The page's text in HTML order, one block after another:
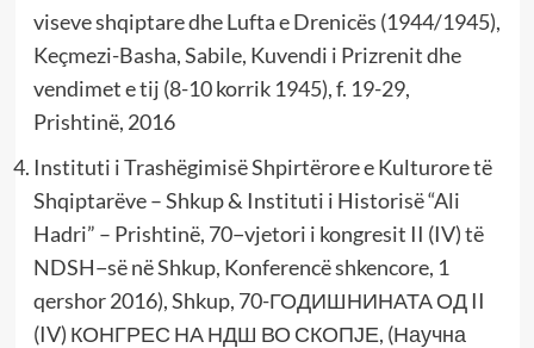
viseve shqiptare dhe Lufta e Drenicës (1944/1945),
Keçmezi-Basha, Sabile, Kuvendi i Prizrenit dhe
vendimet e tij (8-10 korrik 1945), f. 19-29,
Prishtinë, 2016
Instituti i Trashëgimisë Shpirtërore e Kulturore të
Shqiptarëve – Shkup & Instituti i Historisë “Ali
Hadri” – Prishtinë, 70−vjetori i kongresit II (IV) të
NDSH−së në Shkup, Konferencë shkencore, 1
qershor 2016), Shkup, 70-ГОДИШНИНАТА ОД II
(IV) КОНГРЕС НА НДШ ВО СКОПЈЕ, (Научна